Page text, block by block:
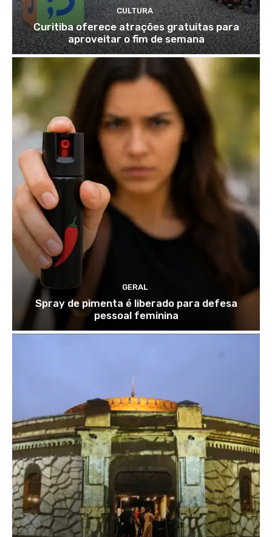
CULTURA
Curitiba oferece atrações gratuitas para
aproveitar o fim de semana
GERAL
Spray de pimenta é liberado para defesa
pessoal feminina